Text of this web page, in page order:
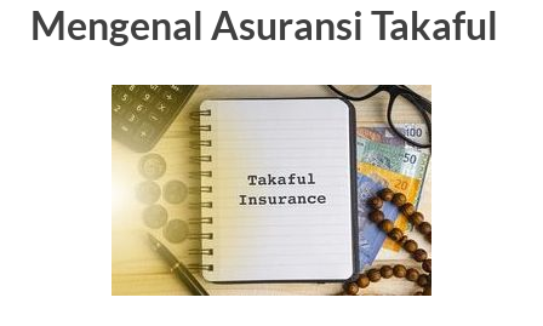
Mengenal Asuransi Takaful